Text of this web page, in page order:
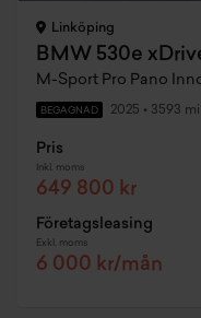
Linköping
BMW 530e
M-Sport Pro Pano
BEGAGNAD 2025 • 3593 mil
Pris
Inkl. moms
649 800 kr
Företagsleasing
Exkl. moms
6 000 kr/mån